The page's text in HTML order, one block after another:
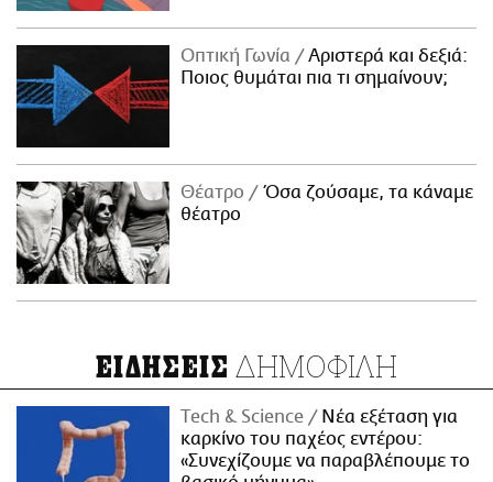
Οπτική Γωνία
Αριστερά και δεξιά:
Ποιος θυμάται πια τι σημαίνουν;
Θέατρο
Όσα ζούσαμε, τα κάναμε
θέατρο
ΕΙΔΗΣΕΙΣ ΔΗΜΟΦΙΛΗ
Τech & Science
Νέα εξέταση για
καρκίνο του παχέος εντέρου:
«Συνεχίζουμε να παραβλέπουμε το